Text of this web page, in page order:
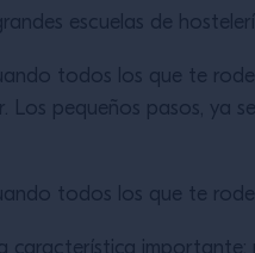
escuelas de
todos los que te
Los pequeños pasos, ya
todos los que te